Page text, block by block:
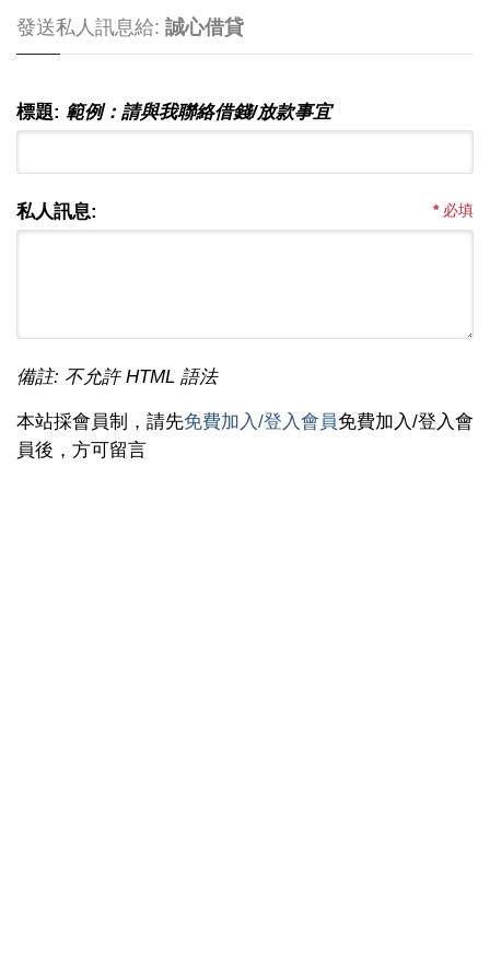
發送私人訊息給: 誠心借貸
標題: 範例：請與我聯絡借錢/放款事宜
*必填
私人訊息:
備註: 不允許 HTML 語法
本站採會員制，請先免費加入/登入會員免費加入/登入會
員後，方可留言